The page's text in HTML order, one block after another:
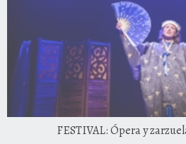
FESTIVAL: Ópera y